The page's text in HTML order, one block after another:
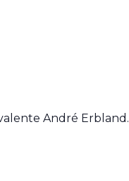
André Erbland.